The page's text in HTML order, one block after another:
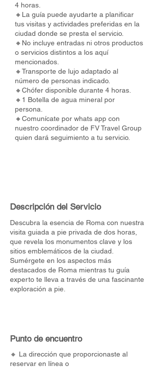
4 horas.
🔸La guía puede ayudarte a planificar
tus visitas y actividades preferidas en la
ciudad donde se presta el servicio.
🔸No incluye entradas ni otros productos
o servicios distintos a los aquí
mencionados.
🔸Transporte de lujo adaptado al
número de personas indicado.
🔸Chófer disponible durante 4 horas.
🔸1 Botella de agua mineral por
persona.
🔸Comunícate por whats app con
nuestro coordinador de FV Travel Group
quien dará seguimiento a tu servicio.
Descripción del Servicio
Descubra la esencia de Roma con nuestra
visita guiada a pie privada de dos horas,
que revela los monumentos clave y los
sitios emblemáticos de la ciudad.
Sumérgete en los aspectos más
destacados de Roma mientras tu guía
experto te lleva a través de una fascinante
exploración a pie.
Punto de encuentro
🔸 La dirección que proporcionaste al
reservar en línea o